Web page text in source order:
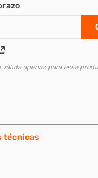
válida apenas para esse
técnicas